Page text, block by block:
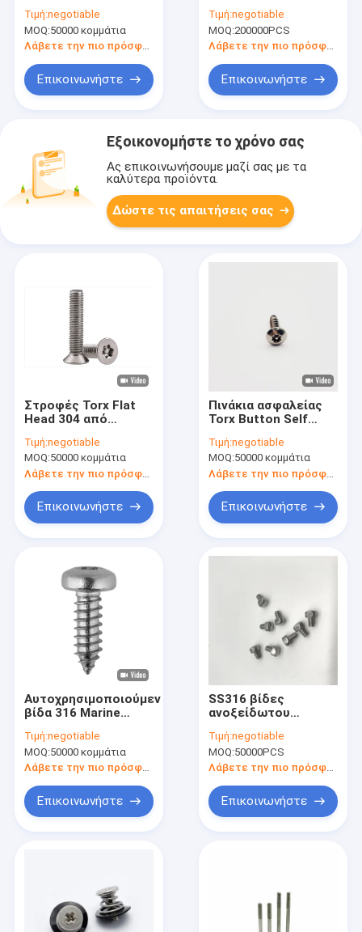
Σχετικά με εμάς
ανοξείδωτο χάλυβα
Τιμή:negotiable
MOQ:50000 κομμάτια
Λάβετε την πιο πρόσφατη τιμή
Επικοινωνήστε
στεγανοποίησης
έξυπνου ηλεκτρικού
μετρητή ισχύος από
για μετρητή
ενέργειας
Τιμή:negotiable
MOQ:200000PCS
Λάβετε την πιο πρόσφατη τιμή
Επικοινωνήστε
Εξοικονομήστε το χρόνο σας
Ας επικοινωνήσουμε μαζί σας με τα
καλύτερα προϊόντα.
Δώστε τις απαιτήσεις σας
Στροφές Torx Flat
Head 304 από
Στροφές Torx Flat
Head
Τιμή:negotiable
MOQ:50000 κομμάτια
Λάβετε την πιο πρόσφατη τιμή
Επικοινωνήστε
Πινάκια ασφαλείας
Torx Button Self
Πινάκια ασφαλείας
Torx Self Tapping
Security Screw
Τιμή:negotiable
MOQ:50000 κομμάτια
Επικοινωνήστε
Αυτοχρησιμοποιούμενη
βίδα 316 Marine
ατσάλινες βίδες
τοξικό για το
ντουλαπάκι φλάντζη
Τιμή:negotiable
MOQ:50000 κομμάτια
Λάβετε την πιο πρόσφατη τιμή
Επικοινωνήστε
SS316 βίδες
ανοξείδωτου
βίδα νημάτων m4
Τιμή:negotiable
MOQ:50000PCS
Λάβετε την πιο πρόσφατη τιμή
Επικοινωνήστε